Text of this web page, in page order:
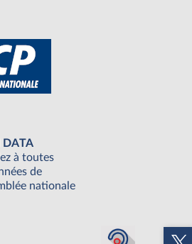
DATA
à toutes
de
nationale